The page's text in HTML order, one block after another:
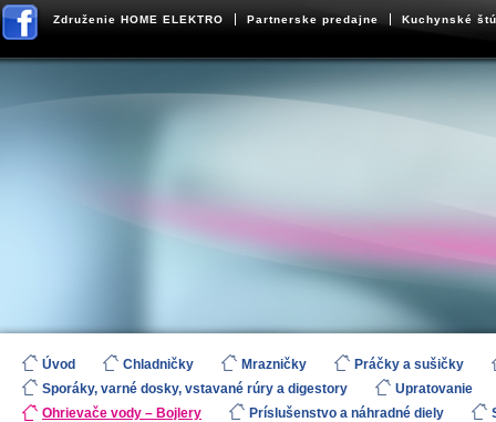
Združenie HOME ELEKTRO Partnerske predajne Kuchynské
Úvod Chladničky Mrazničky
Práčky a sušičky
Sporáky, varné dosky, vstavané rúry a digestory
Upratovanie
Ohrievače vody – Bojlery
Príslušenstvo a náhradné diely